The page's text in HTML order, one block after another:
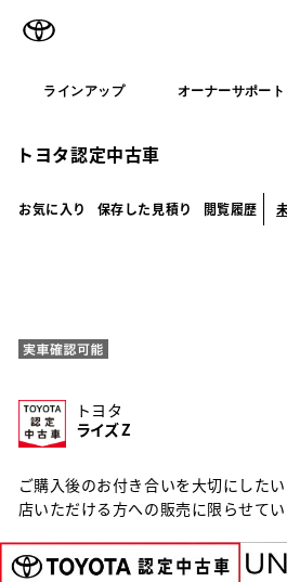
ラインアップ オーナーサポート
トヨタ認定中古車
お気に入り 保存した見積り 閲覧履歴
トヨタ
ライズ Z
ご購入後のお付き合いを大切にした
店いただける方への販売に限らせて